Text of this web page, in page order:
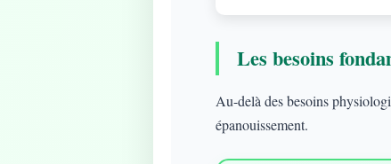
Les besoins
Au-delà des besoins
épanouissement.